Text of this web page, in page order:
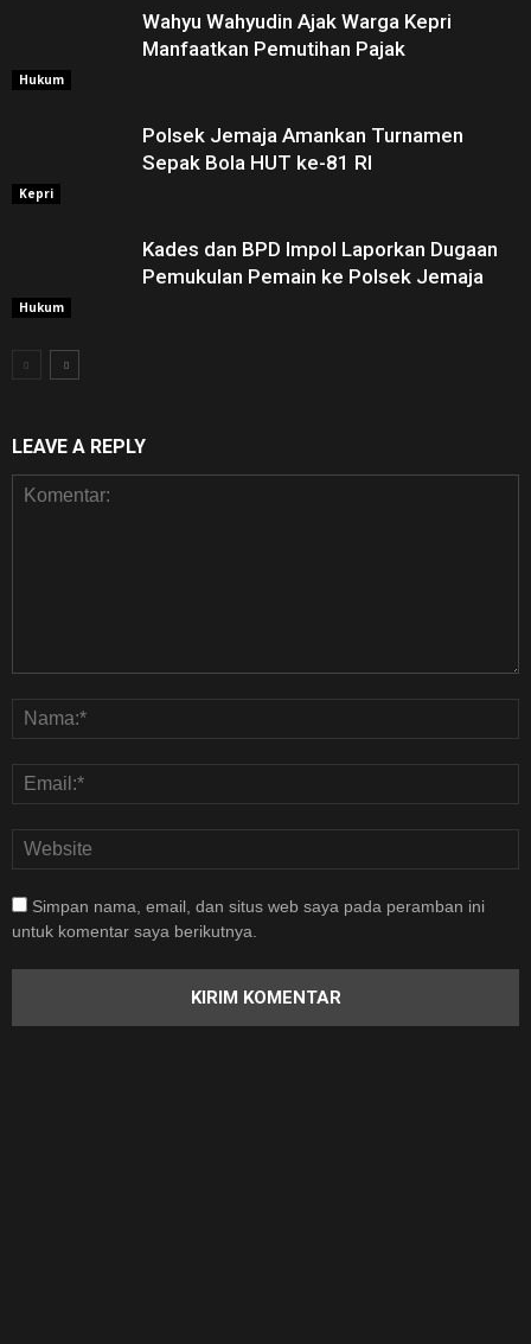
Hukum
Wahyu Wahyudin Ajak Warga Kepri
Manfaatkan Pemutihan Pajak
Kepri
Polsek Jemaja Amankan Turnamen
Sepak Bola HUT ke-81 RI ‎
Hukum
Kades dan BPD Impol Laporkan Dugaan
Pemukulan Pemain ke Polsek Jemaja
LEAVE A REPLY
Simpan nama, email, dan situs web saya pada peramban ini
untuk komentar saya berikutnya.